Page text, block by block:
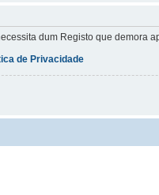
dum Registo que demora
de Privacidade